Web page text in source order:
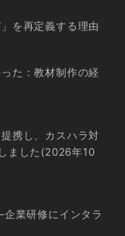
を再定義する理由
た：教材制作の経
携し、カスハラ対
ました(2026年10
業研修にインタラ